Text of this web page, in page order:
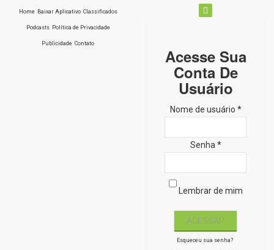
Home Baixar Aplicativo Classificados
Podcasts Política de Privacidade
Publicidade Contato
Acesse Sua
Conta De
Usuário
Nome de usuário *
Senha *
Lembrar de mim
Esqueceu sua senha?